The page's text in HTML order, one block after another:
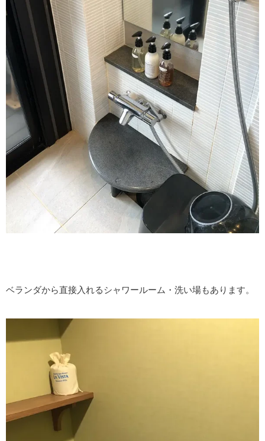
ベランダから直接入れるシャワールーム・洗い場もあります。